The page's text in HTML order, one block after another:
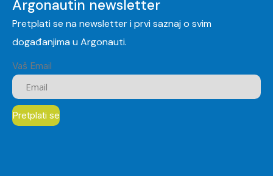
Argonautin newsletter
Pretplati se na newsletter i prvi saznaj o svim
događanjima u Argonauti.
Vaš Email